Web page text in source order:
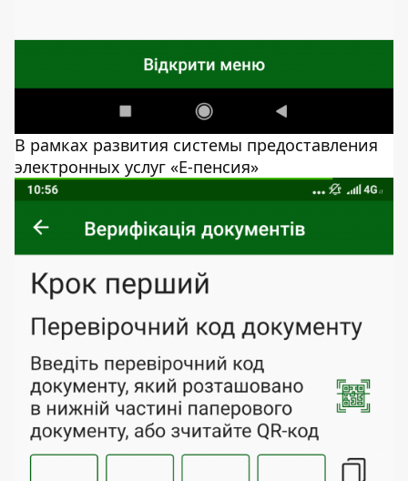
В рамках развития системы предоставления
электронных услуг «Е-пенсия»